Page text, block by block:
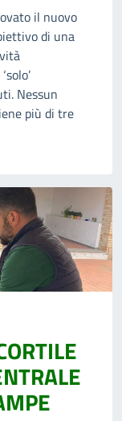
il nuovo
di una
Nessun
più di tre